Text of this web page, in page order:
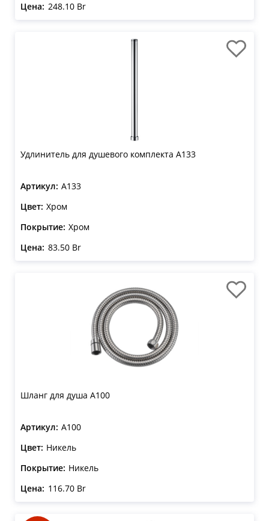
Цена: 248.10 Br
Удлинитель для душевого комплекта A133
Артикул: A133
Цвет: Хром
Покрытие: Хром
Цена: 83.50 Br
Шланг для душа A100
Артикул: A100
Цвет: Никель
Покрытие: Никель
Цена: 116.70 Br